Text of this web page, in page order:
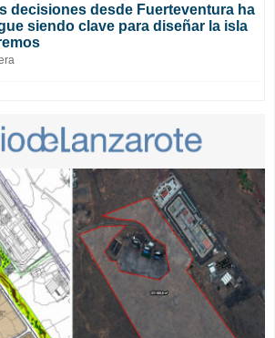
decisiones desde Fuerteventura ha
siendo clave para diseñar la isla